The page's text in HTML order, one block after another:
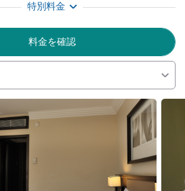
特別料金
料金を確認
詳細